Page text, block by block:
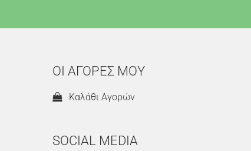
ΟΙ ΑΓΟΡΕΣ ΜΟΥ
Καλάθι Αγορών
SOCIAL MEDIA